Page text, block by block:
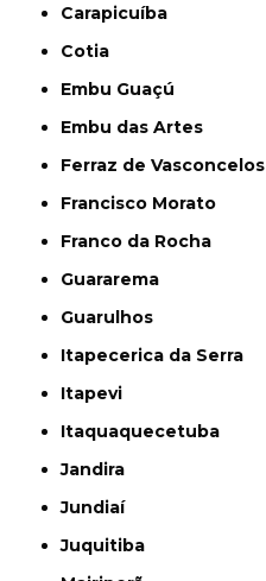
Carapicuíba
Cotia
Embu Guaçú
Embu das Artes
Ferraz de Vasconcelos
Francisco Morato
Franco da Rocha
Guararema
Guarulhos
Itapecerica da Serra
Itapevi
Itaquaquecetuba
Jandira
Jundiaí
Juquitiba